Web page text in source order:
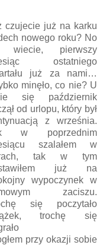
czujecie już na karku
nowego roku? No
wiecie, pierwszy
ostatniego
już za nami…
minęło, co nie? U
się październik
od urlopu, który był
z września.
w poprzednim
szalałem w
tak w tym
już na
wypoczynek w
zaciszu.
się poczytało
trochę się
przy okazji sobie